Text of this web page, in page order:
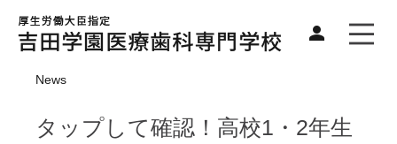
News
タップして確認！高校1・2年生